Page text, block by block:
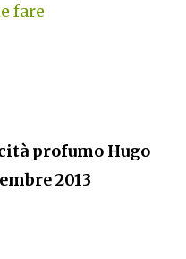
fare
profumo Hugo
2013